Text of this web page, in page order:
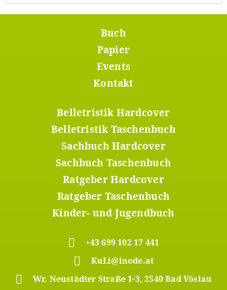
Buch
Papier
Events
Kontakt
Belletristik Hardcover
Belletristik Taschenbuch
Sachbuch Hardcover
Sachbuch Taschenbuch
Ratgeber Hardcover
Ratgeber Taschenbuch
Kinder- und Jugendbuch
+43 699 102 17 441
KuLi@inode.at
Wr. Neustädter Straße 1-3, 2540 Bad Vöslau